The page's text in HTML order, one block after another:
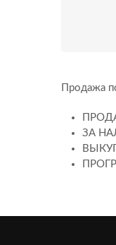
Продажа
ЗА